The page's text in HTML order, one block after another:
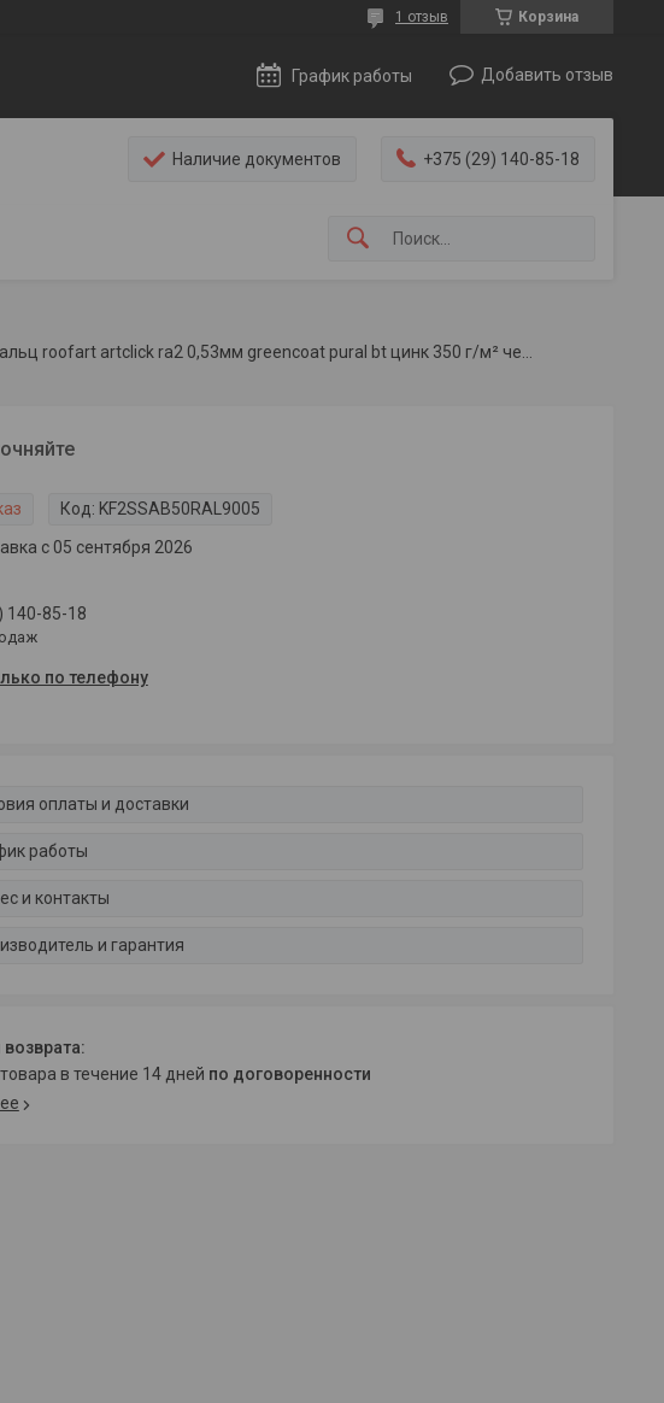
Корзина
1 отзыв
График работы Добавить отзыв
Наличие документов +375 (29) 140-85-18
Код: KF2SSAB50RAL9005
с 05 сентября 2026
140-85-18
по телефону
оплаты и доставки
работы
и контакты
и гарантия
товара в течение 14 дней по договоренности